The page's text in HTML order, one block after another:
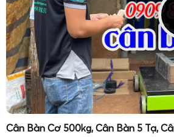
Cân Bàn Cơ 500kg, Cân Bàn 5 Tạ,